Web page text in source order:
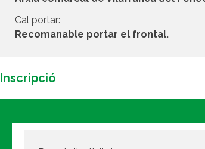
Cal portar:
Recomanable portar el frontal.
Inscripció